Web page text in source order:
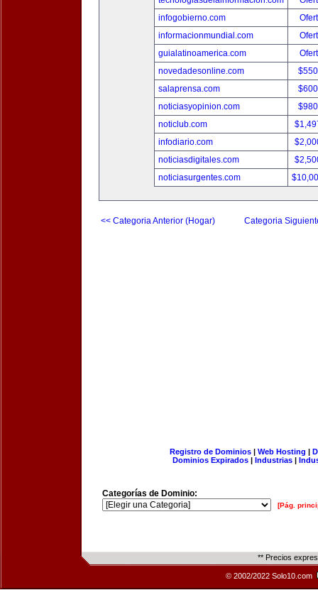
infogobierno.com
informacionmundial.com
guialatinoamerica.com
novedadesonline.com
salaprensa.com
noticiasyopinion.com
noticlub.com
infodiario.com
noticiasdigitales.com
noticiasurgentes.com
<< Categoria Anterior (Hogar) Categoria
Registro de Dominios| Web Hosting |
Dominios Expirados | Industrias |
Categorías de Dominio:
[Pág.
** Precios
© 2002/2022 Solo10.com